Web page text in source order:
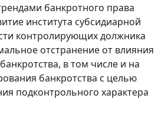
банкротного права
института субсидиарной
контролирующих должника
отстранение от влияния
в том числе и на
банкротства с целью
подконтрольного характера